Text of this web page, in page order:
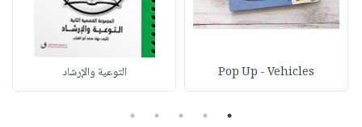
Pop Up - Vehicles التوعية والإرشاد
1
2
3
4
5